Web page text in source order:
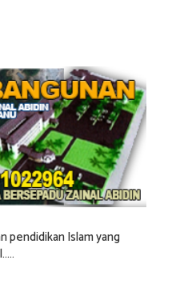
pendidikan Islam yang